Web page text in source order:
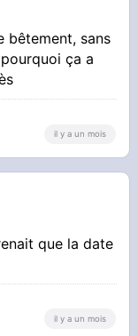
bêtement, sans
ça a
il y a un mois
que la date
il y a un mois